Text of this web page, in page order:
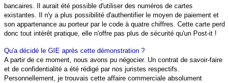
bancaires. Il aurait été possible d'utiliser des numéros de cartes
existantes. Il n'y a plus possibilité d'authentifier le moyen de paiement et
son appartenance au porteur par le code à quatre chiffres. Cette carte perd
donc tout intérêt pratique, elle n'offre pas plus de sécurité qu'un Post-it !
Qu'a décidé le GIE après cette démonstration ?
A partir de ce moment, nous avons pu négocier. Un contrat de savoir-faire
et de confidentialité a été rédigé par nos juristes respectifs.
Personnellement, je trouvais cette affaire commerciale absolument